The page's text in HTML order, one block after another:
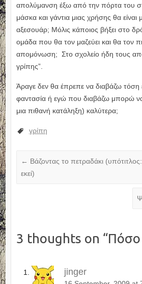
απολύμανση έξω από την πόρτα του
μάσκα και γάντια μιας χρήσης θα
αξεσουάρ; Μόλις κάποιος βήξει στο
ομάδα που θα τον μαζεύει και θα τον
απομόνωση; Στο σχολείο ήδη τους
γρίπης”.
Άραγε δεν θα έπρεπε να διαβάζω τόση
φαντασία ή εγώ που διαβάζω μπορώ
μια πιθανή κατάληξη) καλύτερα;
γρίπη
← Βάζοντας το πετραδάκι
εκεί)
3 thoughts on “
jinger